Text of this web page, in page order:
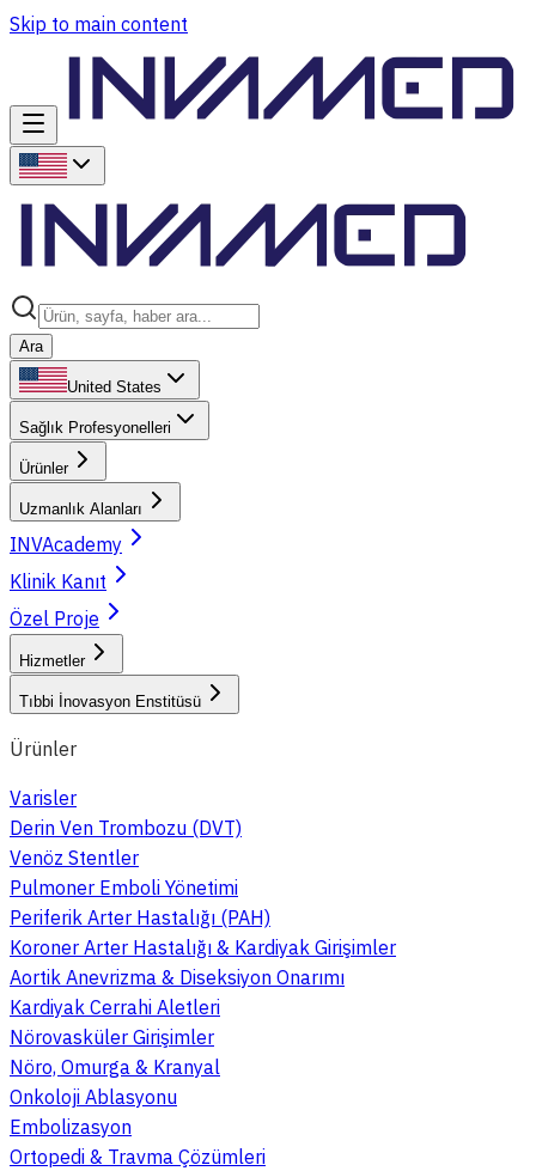
Skip to main content
Ara
United States
Sağlık Profesyonelleri
Ürünler
Uzmanlık Alanları
INVAcademy
Klinik Kanıt
Özel Proje
Hizmetler
Tıbbi İnovasyon Enstitüsü
Ürünler
Varisler
Derin Ven Trombozu (DVT)
Venöz Stentler
Pulmoner Emboli Yönetimi
Periferik Arter Hastalığı (PAH)
Koroner Arter Hastalığı & Kardiyak Girişimler
Aortik Anevrizma & Diseksiyon Onarımı
Kardiyak Cerrahi Aletleri
Nörovasküler Girişimler
Nöro, Omurga & Kranyal
Onkoloji Ablasyonu
Embolizasyon
Ortopedi & Travma Çözümleri